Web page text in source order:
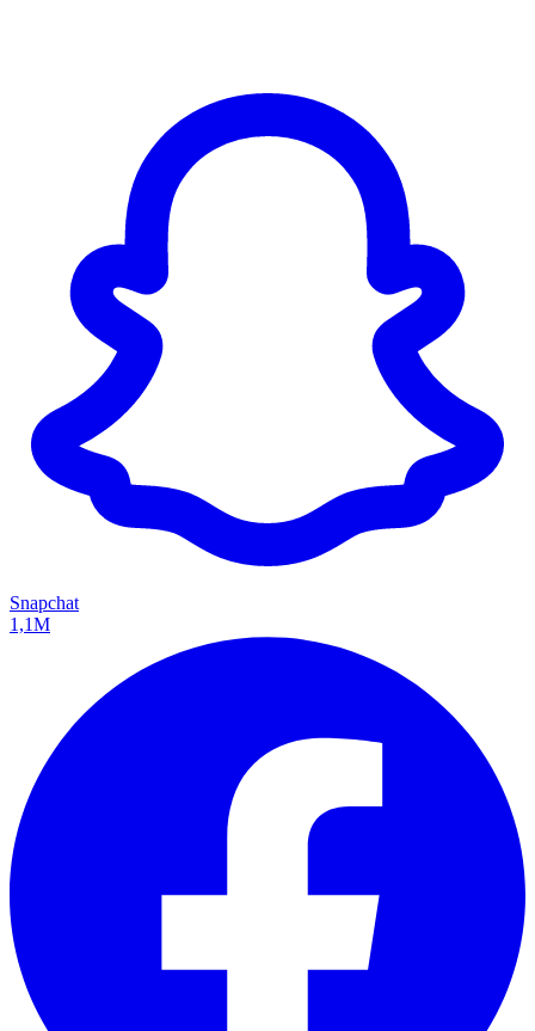
Snapchat
1,1M